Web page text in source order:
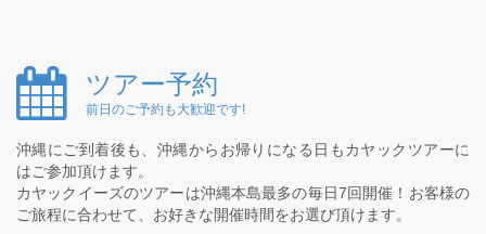
ツアー予約
前日のご予約も大歓迎です!
沖縄にご到着後も、沖縄からお帰りになる日もカヤックツアーに
はご参加頂けます。
カヤックイーズのツアーは沖縄本島最多の毎日7回開催！お客様の
ご旅程に合わせて、お好きな開催時間をお選び頂けます。